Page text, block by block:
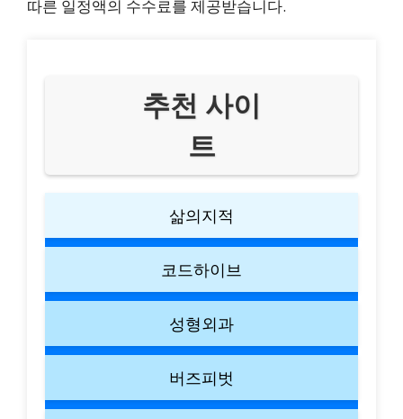
따른 일정액의 수수료를 제공받습니다.
추천 사이
트
삶의지적
코드하이브
성형외과
버즈피벗